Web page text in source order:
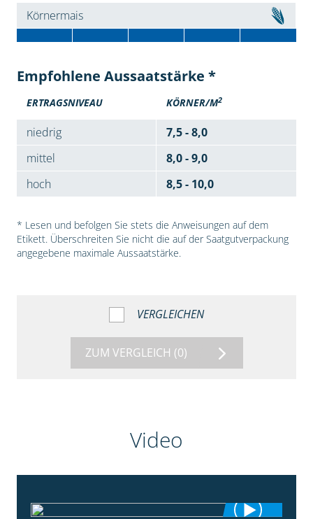
Körnermais
Empfohlene Aussaatstärke *
ERTRAGSNIVEAU KÖRNER/M2
niedrig
7,5 - 8,0
mittel
8,0 - 9,0
hoch
8,5 - 10,0
* Lesen und befolgen Sie stets die Anweisungen auf dem
Etikett. Überschreiten Sie nicht die auf der Saatgutverpackung
angegebene maximale Aussaatstärke.
VERGLEICHEN
ZUM VERGLEICH (0)
Video